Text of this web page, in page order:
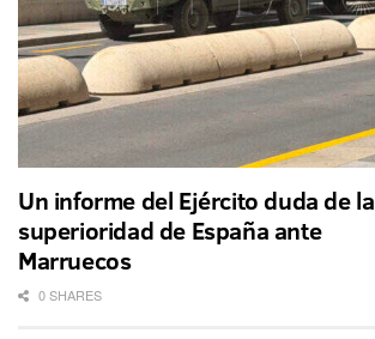
Un informe del Ejército duda de la
superioridad de España ante
Marruecos
0 SHARES